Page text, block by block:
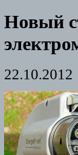
Новый
22.10.2012